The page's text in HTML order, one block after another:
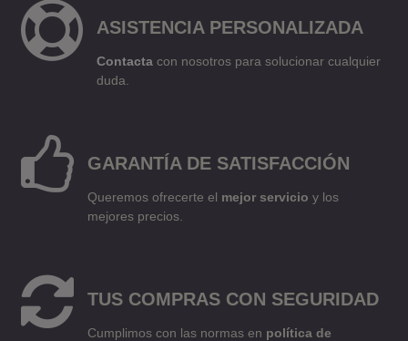
 ASISTENCIA PERSONALIZADA
Contacta con nosotros para solucionar cualquier
duda.
 GARANTÍA DE SATISFACCIÓN
Queremos ofrecerte el mejor servicio y los
mejores precios.
 TUS COMPRAS CON SEGURIDAD
Cumplimos con las normas en política de